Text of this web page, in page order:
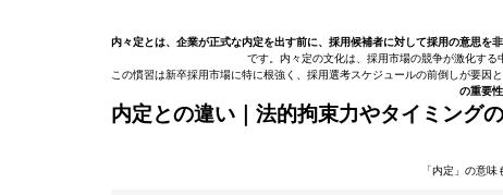
内々定とは、企業が正式な内定を出す前に、採用候補者に対して採用の意思を
です。内々定の文化は、採用市場の競争が激化する
この慣習は新卒採用市場に特に根強く、採用選考スケジュールの前倒しが要因
の重要
内定との違い｜法的拘束力やタイミング
「内定」の意味